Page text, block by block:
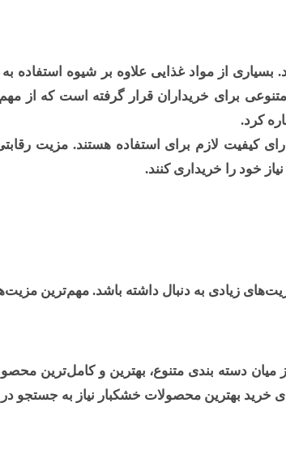
از مواد غذایی علاوه بر شیوه استفاده
برای خریداران قرار گرفته است که از
کرد.
کیفیت لازم برای استفاده هستند. مزیت
خود را خریداری کنند.
زیادی به دنبال داشته باشد. مهم‌ترین
میان دسته بندی متنوع، بهترین و کامل‌ترین
خرید بهترین محصولات خشکبار نیاز به جستجو